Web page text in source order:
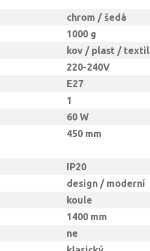
chrom / šedá
1000 g
kov / plast / textil
220-240V
E27
1
60 W
450 mm
IP20
design / moderní
koule
1400 mm
ne